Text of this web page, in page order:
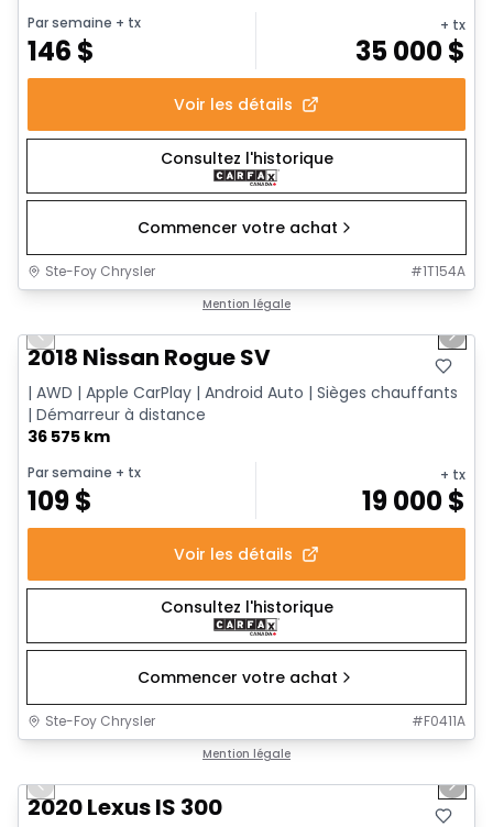
Par semaine + tx
146 $
+ tx
35 000$
Voir les détails
Consultez l'historique
Commencer votre achat
Ste-Foy Chrysler #1T154A
Mention légale
Previous slide Next
2018 Nissan Rogue SV
| AWD | Apple CarPlay | Android Auto | Sièges chauffants
| Démarreur à distance
36 575 km
Par semaine + tx
109$
+ tx
19 000$
Voir les détails
Consultez l'historique
Commencer votre achat
Ste-Foy Chrysler #F0411A
Mention légale
Previous slide Next
2020 Lexus IS 300